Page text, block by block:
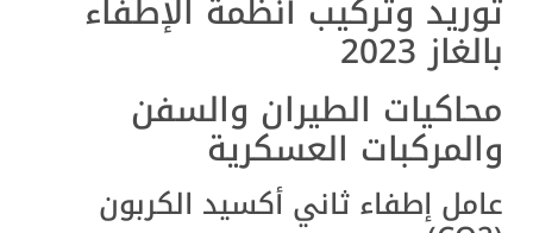
بالغاز 2023
محاكيات الطيران والسفن
والمركبات العسكرية
عامل إطفاء ثاني أكسيد الكربون